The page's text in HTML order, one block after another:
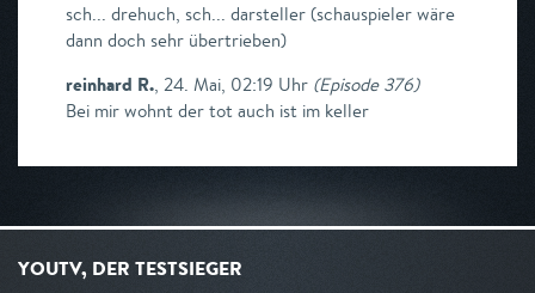
sch... drehuch, sch... darsteller (schauspieler wäre
dann doch sehr übertrieben)
reinhard R., 24. Mai, 02:19 Uhr (Episode 376)
Bei mir wohnt der tot auch ist im keller
YOUTV, DER TESTSIEGER